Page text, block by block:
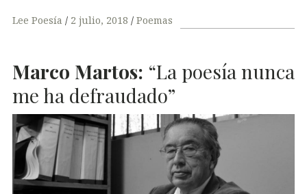
Lee Poesía 2 julio, 2018 Poemas
Marco Martos: “La poesía nunca
me ha defraudado”